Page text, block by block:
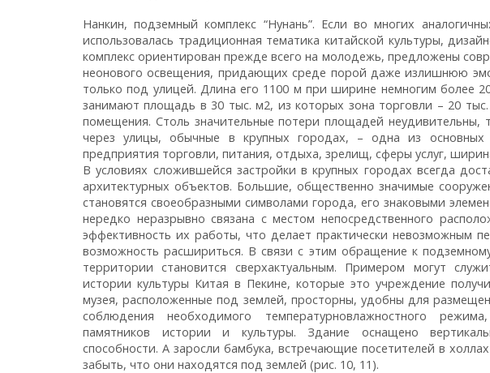
Нанкин, подземный комплекс “Нунань”. Если во многих
использовалась традиционная тематика китайской культуры,
комплекс ориентирован прежде всего на молодежь, предложены
неонового освещения, придающих среде порой даже излишнюю
только под улицей. Длина его 1100 м при ширине немногим более
занимают площадь в 30 тыс. м2, из которых зона торговли – 20
помещения. Столь значительные потери площадей неудивительны,
через улицы, обычные в крупных городах, – одна из
предприятия торговли, питания, отдыха, зрелищ, сферы услуг,
В условиях сложившейся застройки в крупных городах всегда
архитектурных объектов. Большие, общественно значимые
становятся своеобразными символами города, его знаковыми
нередко неразрывно связана с местом непосредственного
эффективность их работы, что делает практически невозможным
возможность расшириться. В связи с этим обращение к
территории становится сверхактуальным. Примером могут
истории культуры Китая в Пекине, которые это учреждение
музея, расположенные под землей, просторны, удобны для
соблюдения необходимого температурновлажностного
памятников истории и культуры. Здание оснащено
способности. А заросли бамбука, встречающие посетителей в
забыть, что они находятся под землей (рис. 10, 11).